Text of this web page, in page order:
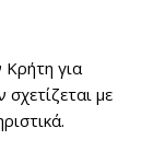
Κρήτη για
με